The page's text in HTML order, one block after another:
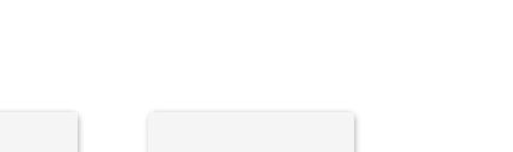
Hein, Andrea; Eberle, Andreas;